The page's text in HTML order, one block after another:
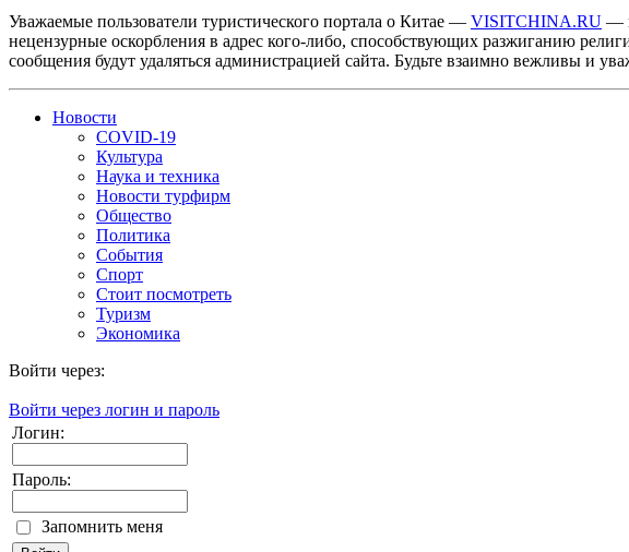
Уважаемые пользователи туристического портала о Китае — VISITCHINA.RU —
нецензурные оскорбления в адрес кого-либо, способствующих разжиганию
сообщения будут удаляться администрацией сайта. Будьте взаимно вежливы и
Новости
COVID-19
Культура
Наука и техника
Новости турфирм
Общество
Политика
События
Спорт
Стоит посмотреть
Туризм
Экономика
Войти через:
Войти через логин и пароль
Логин:
Пароль:
Запомнить меня